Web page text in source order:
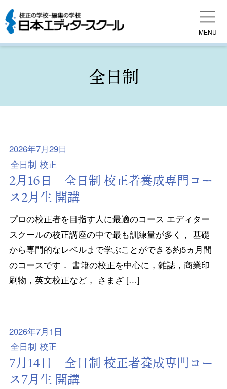
MENU
全日制
2026年7月29日
全日制 校正
2月16日 全日制 校正者養成専門コー
ス2月生 開講
プロの校正者を目指す人に最適のコース エディター
スクールの校正講座の中で最も訓練量が多く， 基礎
から専門的なレベルまで学ぶことができる約5ヵ月間
のコースです． 書籍の校正を中心に，雑誌，商業印
刷物，英文校正など， さまざ […]
2026年7月1日
全日制 校正
7月14日 全日制 校正者養成専門コー
ス7月生 開講